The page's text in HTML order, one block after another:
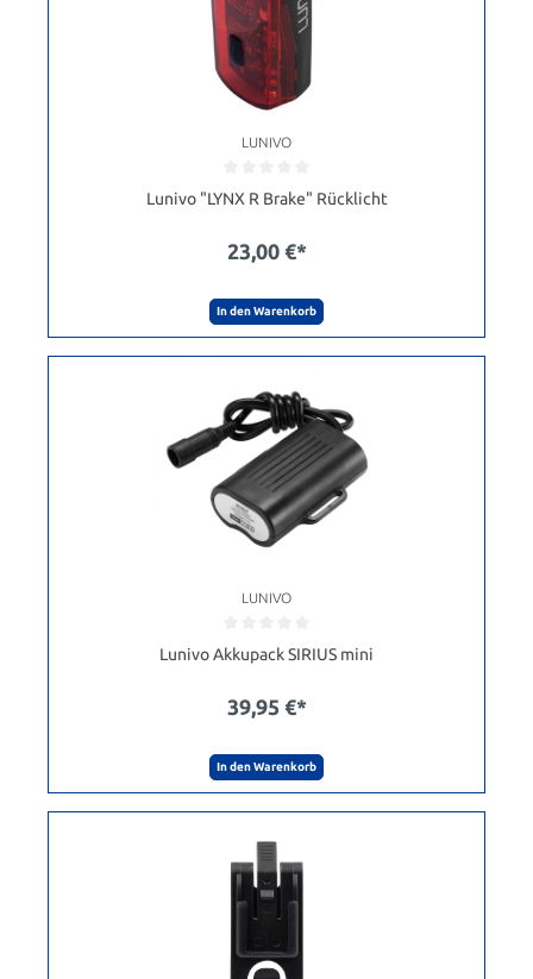
LUNIVO
Lunivo "LYNX R Brake" Rücklicht
23,00 €*
In den Warenkorb
LUNIVO
Lunivo Akkupack SIRIUS mini
39,95 €*
In den Warenkorb